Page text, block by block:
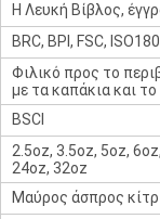
Η Λευκή Βίβλος,
BRC, BPI, FSC,
Φιλικό προς το
με τα καπάκια και
BSCI
2.5oz, 3.5oz, 5oz,
24oz, 32oz
Μαύρος άσπρος